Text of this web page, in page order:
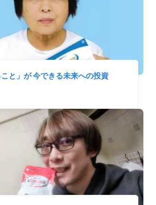
こと」が 今できる未来への投資